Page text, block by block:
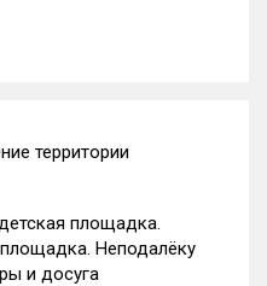
территории
площадка.
Неподалёку
и досуга